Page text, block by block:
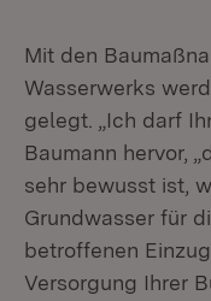
Mit den
Wasserwerks
gelegt. „Ich darf
Baumann hervor,
sehr bewusst ist,
Grundwasser für
betroffenen
Versorgung Ihrer